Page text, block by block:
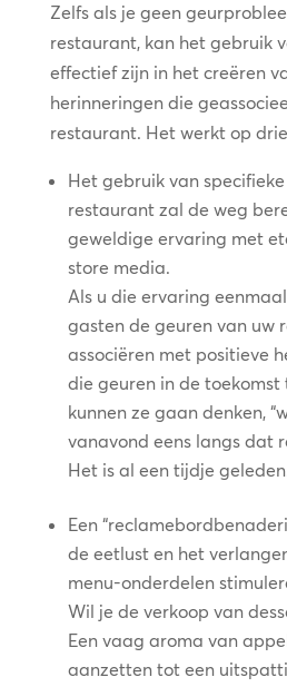
Zelfs als je geen
restaurant, kan het gebruik
effectief zijn in het creëren
herinneringen die
restaurant. Het werkt op
Het gebruik van
restaurant zal de weg
geweldige ervaring met
store media.
Als u die ervaring
gasten de geuren van uw
associëren met positieve
die geuren in de toekomst
kunnen ze gaan denken,
vanavond eens langs dat
Het is al een tijdje
Een
de eetlust en het
menu-onderdelen
Wil je de verkoop van
Een vaag aroma van
aanzetten tot een